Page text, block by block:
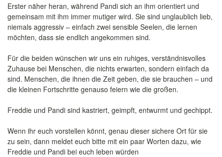
Erster näher heran, während Pandi sich an ihm orientiert und
gemeinsam mit ihm immer mutiger wird. Sie sind unglaublich lieb,
niemals aggressiv – einfach zwei sensible Seelen, die lernen
möchten, dass sie endlich angekommen sind.
Für die beiden wünschen wir uns ein ruhiges, verständnisvolles
Zuhause bei Menschen, die nichts erwarten, sondern einfach da
sind. Menschen, die ihnen die Zeit geben, die sie brauchen – und
die kleinen Fortschritte genauso feiern wie die großen.
Freddie und Pandi sind kastriert, geimpft, entwurmt und gechippt.
Wenn ihr euch vorstellen könnt, genau dieser sichere Ort für sie
zu sein, dann meldet euch bitte mit ein paar Worten dazu, wie
Freddie und Pandi bei euch leben würden